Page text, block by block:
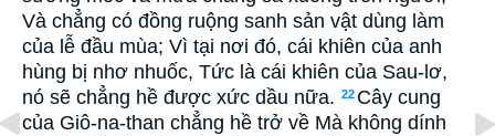
Và chẳng có đồng ruộng sanh sản vật dùng làm
của lễ đầu mùa; Vì tại nơi đó, cái khiên của anh
hùng bị nhơ nhuốc, Tức là cái khiên của Sau-lơ,
nó sẽ chẳng hề được xức dầu nữa. 22 Cây cung
của Giô-na-than chẳng hề trở về Mà không dính